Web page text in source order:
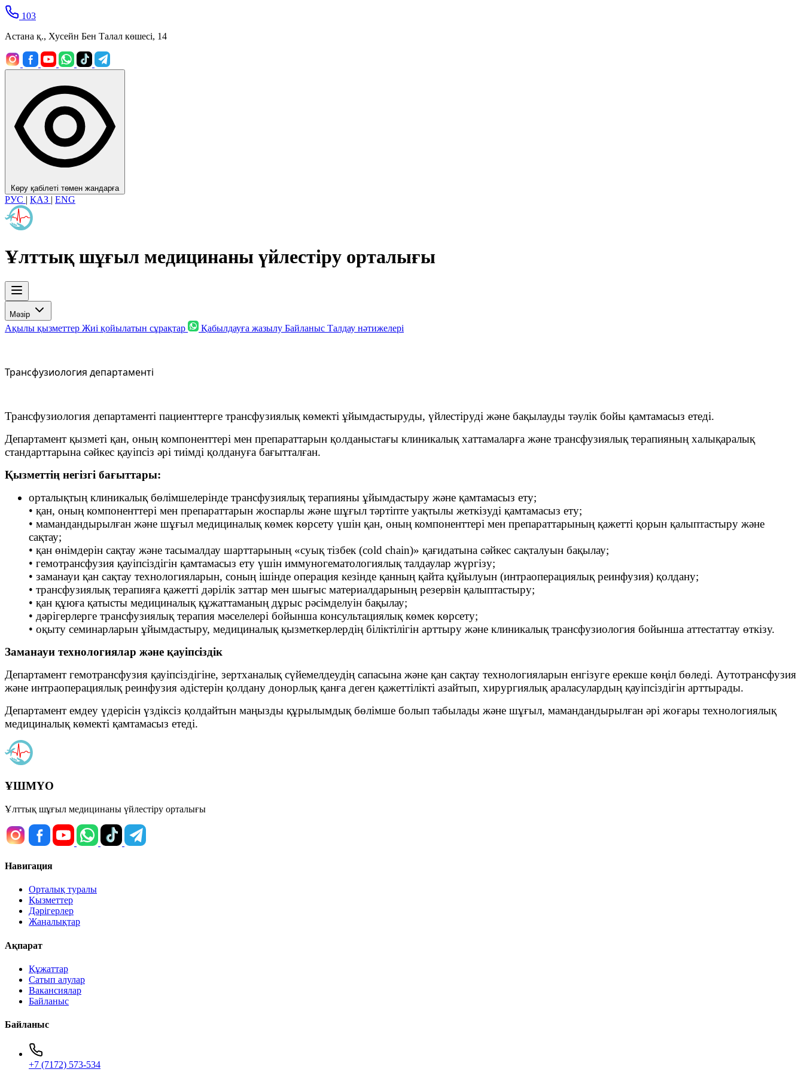
103
Астана қ., Хусейн Бен Талал көшесі, 14
Көру қабілеті төмен жандарға
РУС | ҚАЗ | ENG
Ұлттық шұғыл медицинаны үйлестіру орталығы
Мәзір
Ақылы қызметтер Жиі қойылатын сұрақтар Қабылдауға жазылу Байланыс Талдау нәтижелері
Трансфузиология департаменті
Трансфузиология департаменті пациенттерге трансфузиялық көмекті ұйымдастыруды, үйлестіруді және бақылауды тәулік бойы қамтамасыз етеді.
Департамент қызметі қан, оның компоненттері мен препараттарын қолданыстағы клиникалық хаттамаларға және трансфузиялық терапияның халықаралық
стандарттарына сәйкес қауіпсіз әрі тиімді қолдануға бағытталған.
Қызметтің негізгі бағыттары:
орталықтың клиникалық бөлімшелерінде трансфузиялық терапияны ұйымдастыру және қамтамасыз ету;
• қан, оның компоненттері мен препараттарын жоспарлы және шұғыл тәртіпте уақтылы жеткізуді қамтамасыз ету;
• мамандандырылған және шұғыл медициналық көмек көрсету үшін қан, оның компоненттері мен препараттарының қажетті қорын қалыптастыру және
сақтау;
• қан өнімдерін сақтау және тасымалдау шарттарының «суық тізбек (cold chain)» қағидатына сәйкес сақталуын бақылау;
• гемотрансфузия қауіпсіздігін қамтамасыз ету үшін иммуногематологиялық талдаулар жүргізу;
• заманауи қан сақтау технологияларын, соның ішінде операция кезінде қанның қайта құйылуын (интраоперациялық реинфузия) қолдану;
• трансфузиялық терапияға қажетті дәрілік заттар мен шығыс материалдарының резервін қалыптастыру;
• қан құюға қатысты медициналық құжаттаманың дұрыс рәсімделуін бақылау;
• дәрігерлерге трансфузиялық терапия мәселелері бойынша консультациялық көмек көрсету;
• оқыту семинарларын ұйымдастыру, медициналық қызметкерлердің біліктілігін арттыру және клиникалық трансфузиология бойынша аттестаттау өткізу.
Заманауи технологиялар және қауіпсіздік
Департамент гемотрансфузия қауіпсіздігіне, зертханалық сүйемелдеудің сапасына және қан сақтау технологияларын енгізуге ерекше көңіл бөледі. Аутотрансфузия
және интраоперациялық реинфузия әдістерін қолдану донорлық қанға деген қажеттілікті азайтып, хирургиялық араласулардың қауіпсіздігін арттырады.
Департамент емдеу үдерісін үздіксіз қолдайтын маңызды құрылымдық бөлімше болып табылады және шұғыл, мамандандырылған әрі жоғары технологиялық
медициналық көмекті қамтамасыз етеді.
ҰШМҮО
Ұлттық шұғыл медицинаны үйлестіру орталығы
Навигация
Орталық туралы
Қызметтер
Дәрігерлер
Жаңалықтар
Ақпарат
Құжаттар
Сатып алулар
Вакансиялар
Байланыс
Байланыс
+7 (7172) 573-534